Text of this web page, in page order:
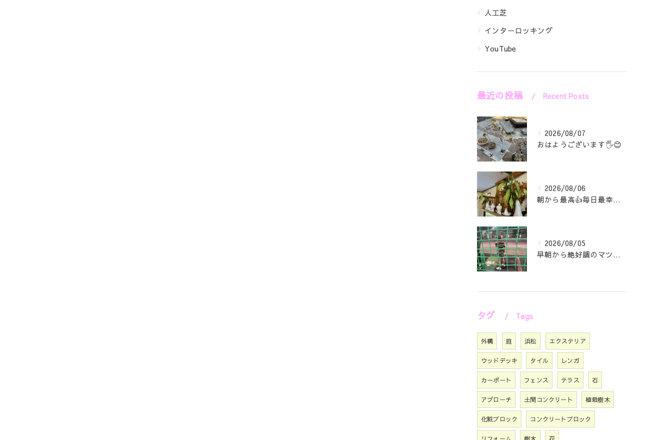
人工芝
インターロッキング
YouTube
最近の投稿 Recent Posts
2026/08/07
おはようございます🖐️😊
2026/08/06
朝から最高👍毎日最幸の😁マツジン社長でございます🤗
2026/08/05
早朝から絶好調のマツジン社長でございます✌️😁
タグ Tags
外構 庭 浜松 エクステリア
ウッドデッキ タイル レンガ
カーポート フェンス テラス 石
アプローチ 土間コンクリート 植栽樹木
化粧ブロック コンクリートブロック
リフォーム 樹木 花